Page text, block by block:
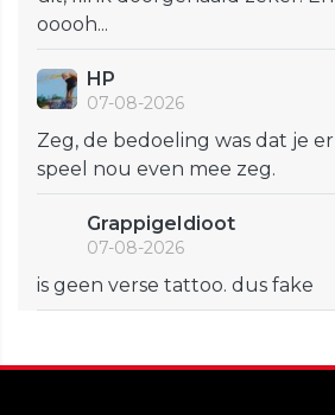
ooooh...
HP
07-08-2026
Zeg, de bedoeling was dat je
speel nou even mee zeg.
GrappigeIdioot
07-08-2026
is geen verse tattoo. dus fake